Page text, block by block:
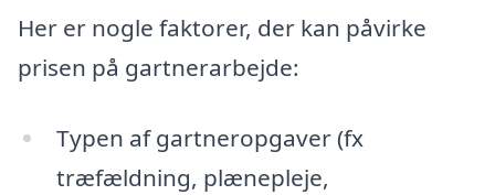
Her er nogle faktorer, der kan påvirke
prisen på gartnerarbejde:
Typen af gartneropgaver (fx
træfældning, plænepleje,